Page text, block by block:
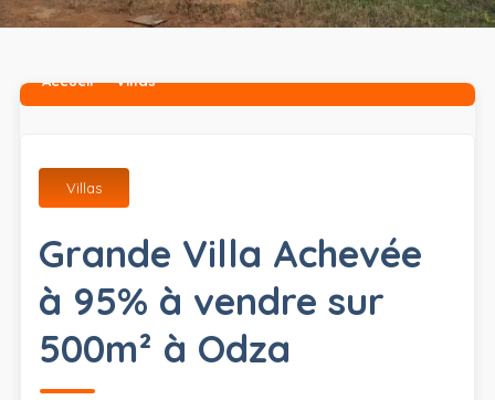
Accueil Villas
Villas
Grande Villa Achevée
à 95% à vendre sur
500m² à Odza